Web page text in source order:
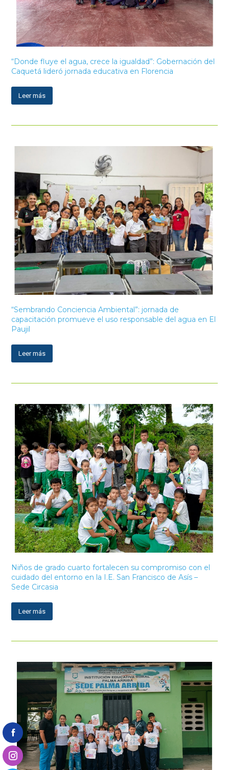
“Donde fluye el agua, crece la igualdad”: Gobernación del
Caquetá lideró jornada educativa en Florencia
Leer más
“Sembrando Conciencia Ambiental”: jornada de
capacitación promueve el uso responsable del agua en El
Paujil
Leer más
Niños de grado cuarto fortalecen su compromiso con el
cuidado del entorno en la I.E. San Francisco de Asís –
Sede Circasia
Leer más